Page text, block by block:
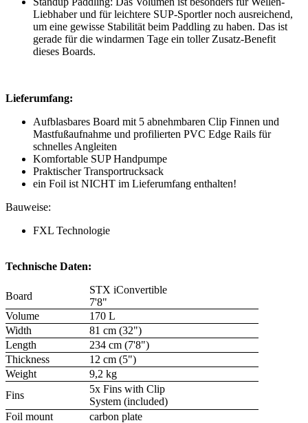
Liebhaber und für leichtere SUP-Sportler noch ausreichend,
um eine gewisse Stabilität beim Paddling zu haben. Das ist
gerade für die windarmen Tage ein toller Zusatz-Benefit
dieses Boards.
Lieferumfang:
Aufblasbares Board mit 5 abnehmbaren Clip Finnen und
Mastfußaufnahme und profilierten PVC Edge Rails für
schnelles Angleiten
Komfortable SUP Handpumpe
Praktischer Transportrucksack
ein Foil ist NICHT im Lieferumfang enthalten!
Bauweise:
FXL Technologie
Technische Daten:
Board
STX iConvertible
7'8"
Volume
170 L
Width
81 cm (32")
Length
234 cm (7'8")
Thickness
12 cm (5")
Weight
9,2 kg
Fins
5x Fins with Clip
System (included)
Foil mount
carbon plate